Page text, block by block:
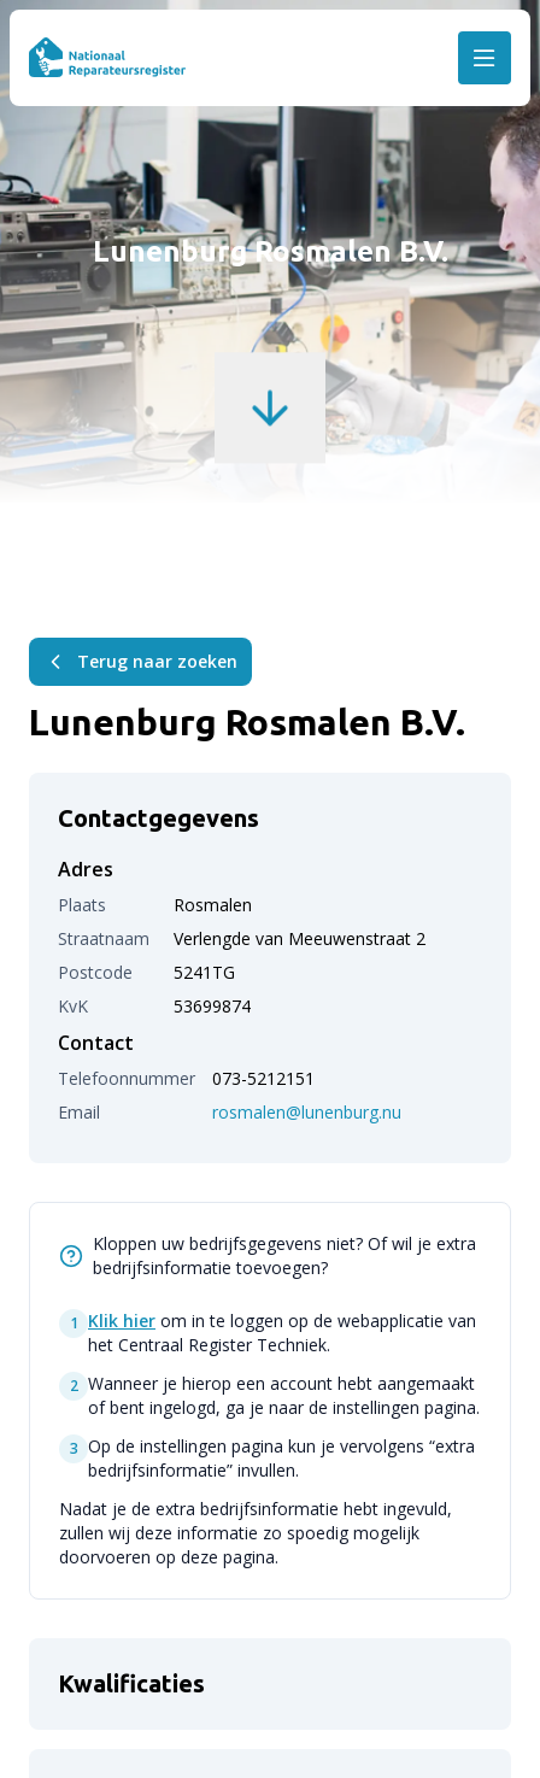
Lunenburg Rosmalen B.V.
Terug naar zoeken
Lunenburg Rosmalen B.V.
Contactgegevens
Adres
Plaats
Rosmalen
Straatnaam
Verlengde van Meeuwenstraat 2
Postcode
5241TG
KvK
53699874
Contact
Telefoonnummer
073-5212151
Email
rosmalen@lunenburg.nu
Kloppen uw bedrijfsgegevens niet? Of wil je extra
bedrijfsinformatie toevoegen?
1 Klik hier om in te loggen op de webapplicatie van
het Centraal Register Techniek.
2 Wanneer je hierop een account hebt aangemaakt
of bent ingelogd, ga je naar de instellingen pagina.
3 Op de instellingen pagina kun je vervolgens “extra
bedrijfsinformatie” invullen.
Nadat je de extra bedrijfsinformatie hebt ingevuld,
zullen wij deze informatie zo spoedig mogelijk
doorvoeren op deze pagina.
Kwalificaties